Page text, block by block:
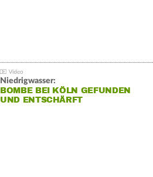
Niedrigwasser:
BOMBE BEI KÖLN GEFUNDEN
UND ENTSCHÄRFT